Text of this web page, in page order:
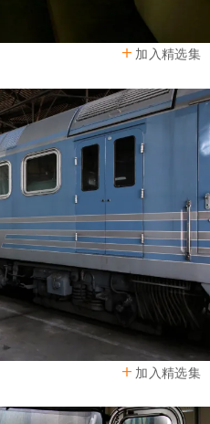
加入精选集
加入精选集